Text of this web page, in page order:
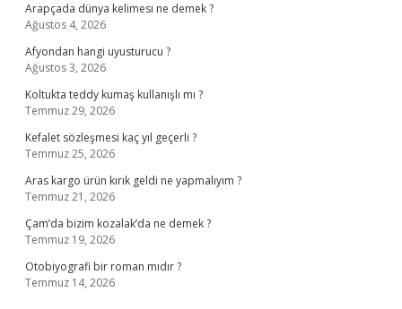
Arapçada dünya kelimesi ne demek ?
Ağustos 4, 2026
Afyondan hangi uyusturucu ?
Ağustos 3, 2026
Koltukta teddy kumaş kullanışlı mı ?
Temmuz 29, 2026
Kefalet sözleşmesi kaç yıl geçerli ?
Temmuz 25, 2026
Aras kargo ürün kırık geldi ne yapmalıyım ?
Temmuz 21, 2026
Çam’da bizim kozalak’da ne demek ?
Temmuz 19, 2026
Otobiyografi bir roman mıdır ?
Temmuz 14, 2026